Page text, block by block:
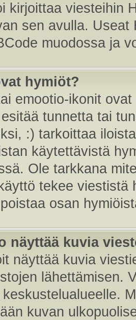
kirjoittaa viesteihin
sen avulla.
muodossa ja
hymiöt?
emootio-ikonit
tunnetta tai
:) tarkoittaa
käytettävistä
Ole tarkkana
tekee viestistä
osan
näyttää kuvia
näyttää kuvia
lähettämisen.
kuvan